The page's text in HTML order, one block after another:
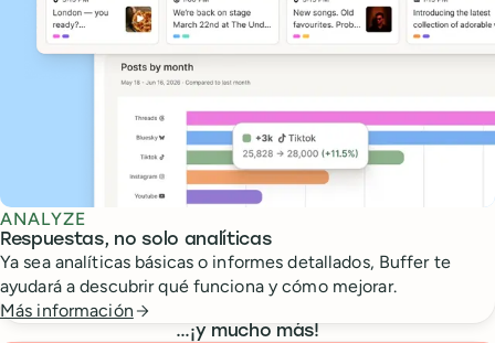
ANALYZE
Respuestas, no solo analíticas
Ya sea analíticas básicas o informes detallados, Buffer te
ayudará a descubrir qué funciona y cómo mejorar.
Más información
…¡y mucho más!